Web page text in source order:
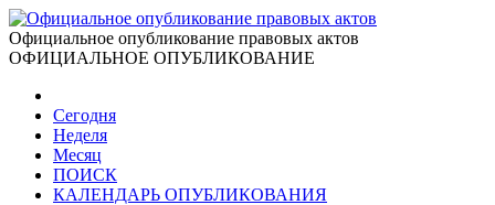
Официальное опубликование правовых актов
ОФИЦИАЛЬНОЕ ОПУБЛИКОВАНИЕ
Сегодня
Неделя
Месяц
ПОИСК
КАЛЕНДАРЬ ОПУБЛИКОВАНИЯ